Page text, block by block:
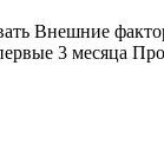
Внешние
3 месяца